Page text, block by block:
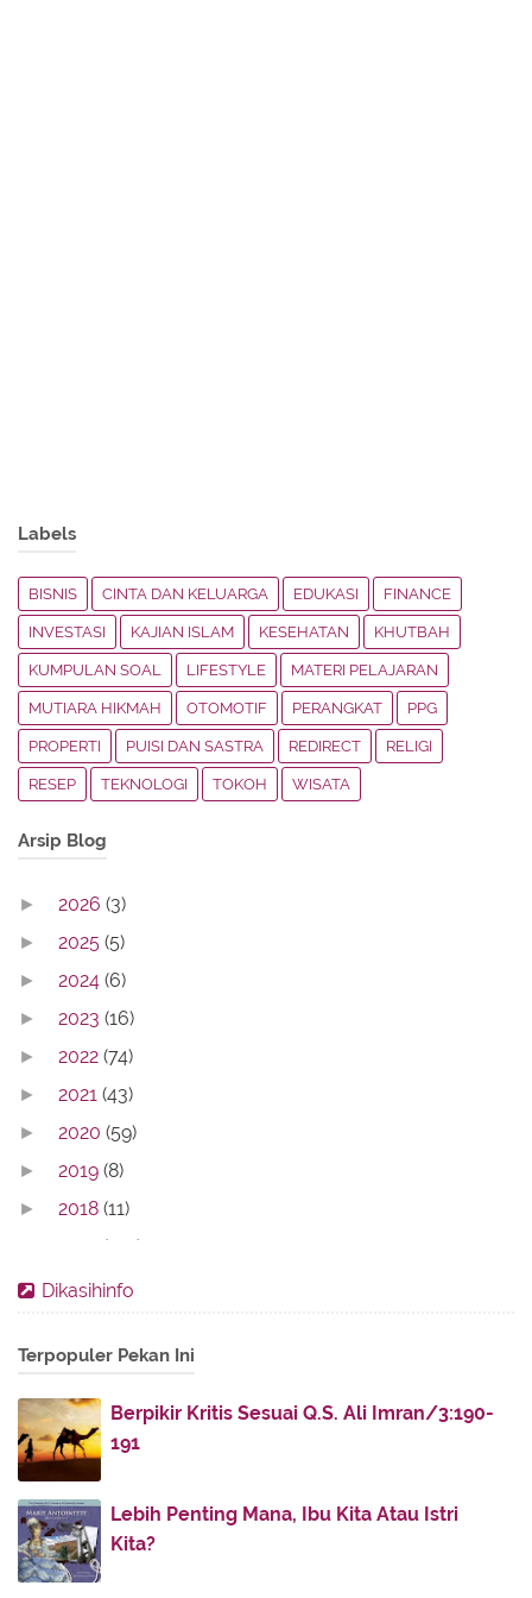
Labels
BISNIS CINTA DAN KELUARGA EDUKASI FINANCE
INVESTASI KAJIAN ISLAM KESEHATAN KHUTBAH
KUMPULAN SOAL LIFESTYLE MATERI PELAJARAN
MUTIARA HIKMAH OTOMOTIF PERANGKAT PPG
PROPERTI PUISI DAN SASTRA REDIRECT RELIGI
RESEP TEKNOLOGI TOKOH WISATA
Arsip Blog
► 2026 (3)
► 2025 (5)
► 2024 (6)
► 2023 (16)
► 2022 (74)
► 2021 (43)
► 2020 (59)
► 2019 (8)
► 2018 (11)
(142)
► 2016(11)
▼ 2012(86)
► December
► November
► April(10)
► March(8)
▼ February
Dikasihinfo
Terpopuler Pekan Ini
Berpikir Kritis Sesuai Q.S. Ali Imran/3:190-
191
Lebih Penting Mana, Ibu Kita Atau Istri
Kita?